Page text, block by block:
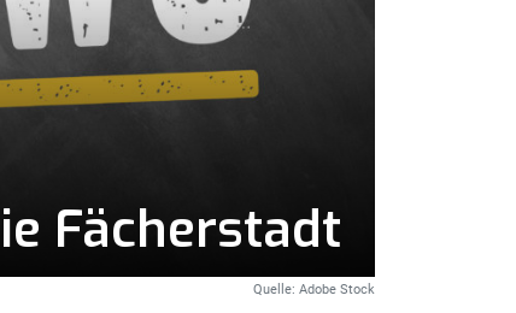
Fächerstadt
Quelle: Adobe Stock